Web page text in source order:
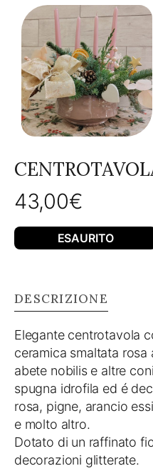
43,00€
ESAURITO
DESCRIZIONE
Elegante centrotavola
ceramica smaltata
abete nobilis e altre
spugna idrofila ed é
rosa, pigne, arancio
e molto altro.
Dotato di un raffinato
decorazioni glitterate.